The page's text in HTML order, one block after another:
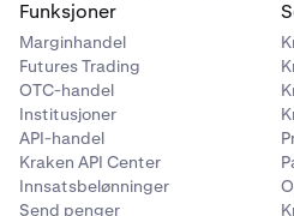
Krak
@krak_app
Global
Ukraina
Funksjoner
Marginhandel
Futures Trading
OTC-handel
Institusjoner
API-handel
Kraken API Center
Innsatsbelønninger
Send penger